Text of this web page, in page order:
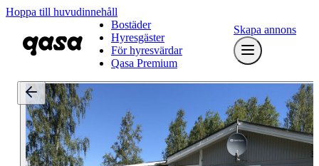
Hoppa till huvudinnehåll
Bostäder
Hyresgäster
För hyresvärdar
Qasa Premium
Skapa annons